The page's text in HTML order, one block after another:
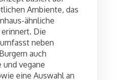
Ambiente, das
ähnliche
Die
neben
auch
und vegane
eine Auswahl an